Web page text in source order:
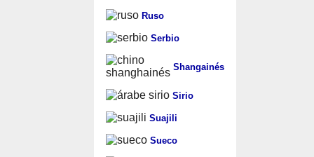
Ruso
Serbio
Shangainés
Sirio
Suajili
Sueco